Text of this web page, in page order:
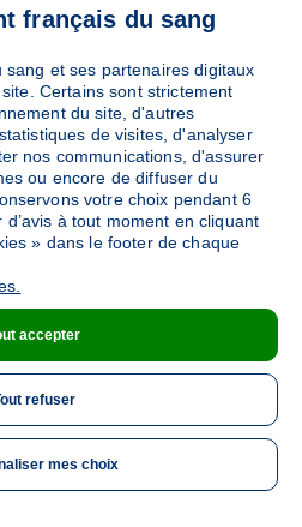
ME
français du sang
et ses partenaires digitaux
Certains sont strictement
du site, d'autres
de visites, d'analyser
nos communications, d'assurer
ou encore de diffuser du
votre choix pendant 6
à tout moment en cliquant
» dans le footer de chaque
accepter
refuser
mes choix